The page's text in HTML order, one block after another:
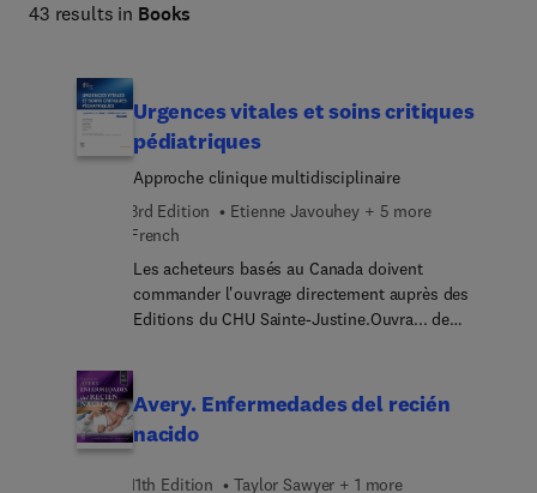
43 results in Books
Urgences vitales et soins critiques
pédiatriques
Approche clinique multidisciplinaire
3rd Edition
Etienne Javouhey + 5 more
French
Les acheteurs basés au Canada doivent
commander l'ouvrage directement auprès des
Editions du CHU Sainte-Justine.Ouvra... de
rigoureuse et actualisée des connaissances et des
pratiques dans le domaine de la réanimation et
des soins critiques de l’enfant.Entièrement
Avery. Enfermedades del recién
nacido
11th Edition
Taylor Sawyer + 1 more